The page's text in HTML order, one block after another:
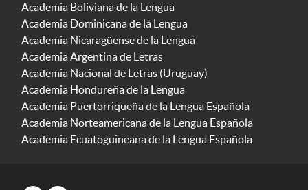
Academia Boliviana de la Lengua
Academia Dominicana de la Lengua
Academia Nicaragüense de la Lengua
Academia Argentina de Letras
Academia Nacional de Letras (Uruguay)
Academia Hondureña de la Lengua
Academia Puertorriqueña de la Lengua Española
Academia Norteamericana de la Lengua Española
Academia Ecuatoguineana de la Lengua Española